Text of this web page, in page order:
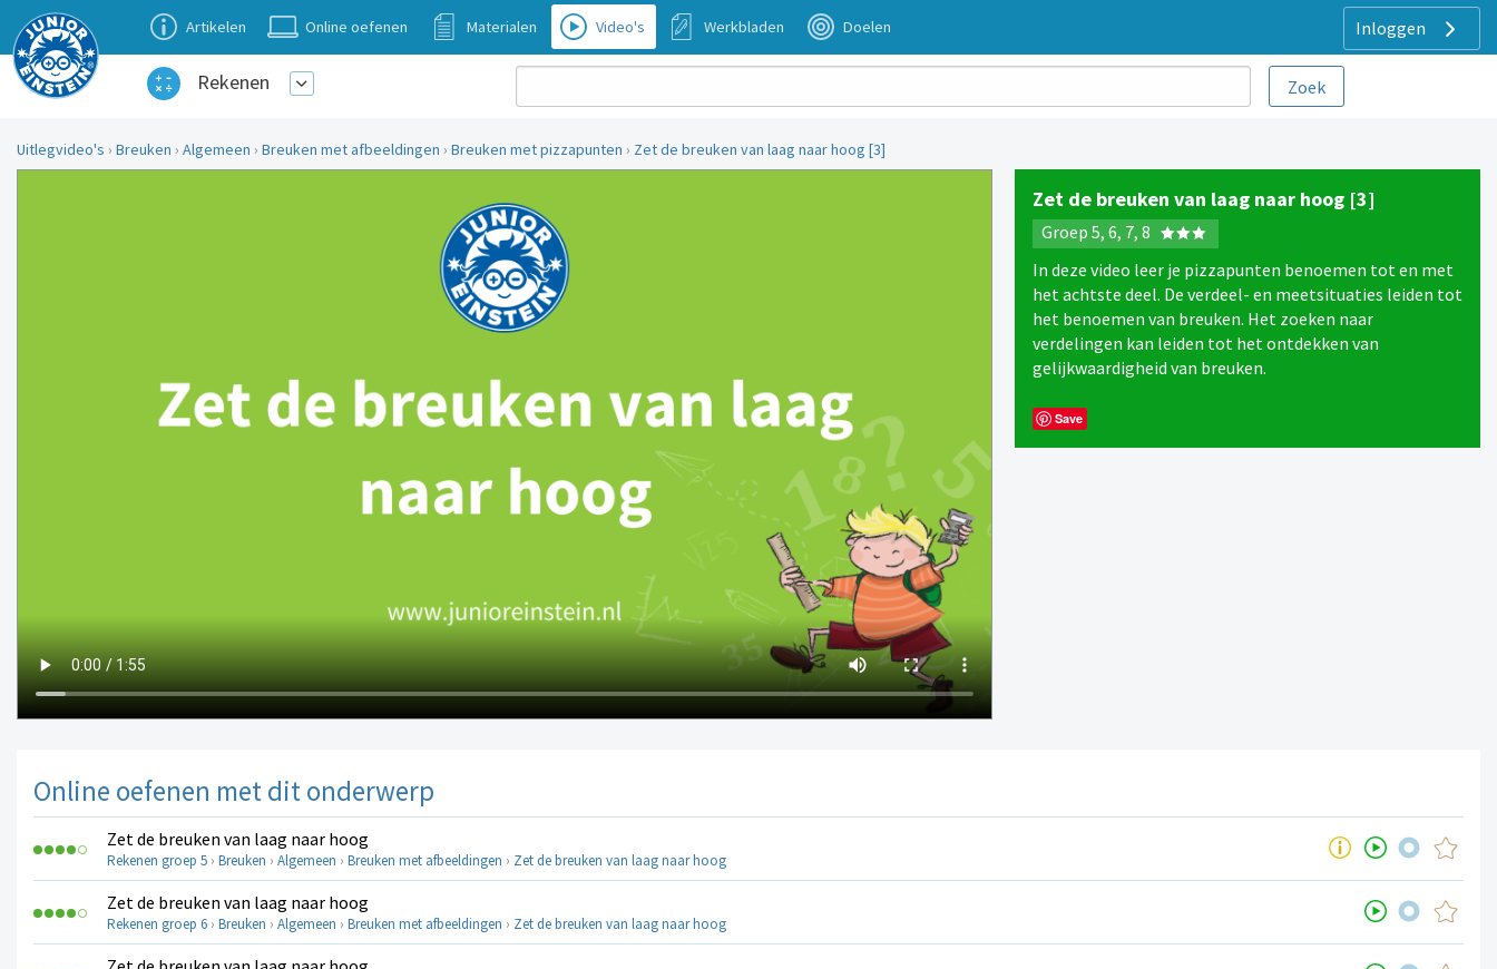
Inloggen
Artikelen Online oefenen Materialen Video's Werkbladen Doelen
Rekenen
Uitlegvideo's › Breuken › Algemeen › Breuken met afbeeldingen › Breuken met pizzapunten › Zet de breuken van laag naar hoog [3]
Zet de breuken van laag naar hoog [3]
Groep 5, 6, 7, 8
In deze video leer je pizzapunten benoemen tot en met
het achtste deel. De verdeel- en meetsituaties leiden tot
het benoemen van breuken. Het zoeken naar
verdelingen kan leiden tot het ontdekken van
gelijkwaardigheid van breuken.
Save
Online oefenen met dit onderwerp
Zet de breuken van laag naar hoog
Rekenen groep 5 › Breuken › Algemeen › Breuken met afbeeldingen › Zet de breuken van laag naar hoog
Zet de breuken van laag naar hoog
Rekenen groep 6 › Breuken › Algemeen › Breuken met afbeeldingen › Zet de breuken van laag naar hoog